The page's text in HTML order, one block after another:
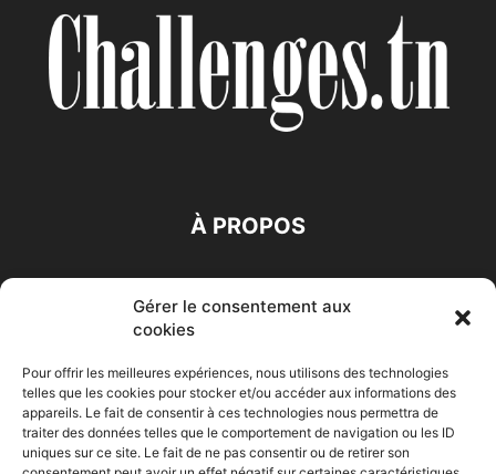
Gérer le consentement aux
cookies
Pour offrir les meilleures expériences, nous utilisons des technologies
telles que les cookies pour stocker et/ou accéder aux informations des
appareils. Le fait de consentir à ces technologies nous permettra de
traiter des données telles que le comportement de navigation ou les ID
uniques sur ce site. Le fait de ne pas consentir ou de retirer son
À PROPOS
Accueil Economie Entreprises Entrepreneur